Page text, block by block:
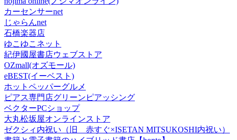
カーセンサーnet
じゃらんnet
石橋楽器店
ゆこゆこネット
紀伊國屋書店ウェブストア
OZmall(オズモール)
eBEST(イーベスト)
ホットペッパーグルメ
ピアス専門店グリーンピアッシング
ベクターPCショップ
大丸松坂屋オンラインストア
ゼクシィ内祝い（旧 赤すぐ×ISETAN MITSUKOSHI内祝い）